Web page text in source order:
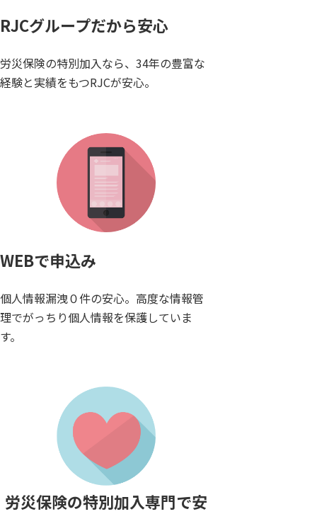
RJCグループだから安心
労災保険の特別加入なら、34年の豊富な
経験と実績をもつRJCが安心。
WEBで申込み
個人情報漏洩０件の安心。高度な情報管
理でがっちり個人情報を保護していま
す。
労災保険の特別加入専門で安